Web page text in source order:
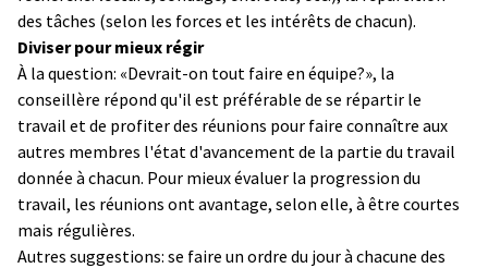
des tâches (selon les forces et les intérêts de chacun).
Diviser pour mieux régir
À la question: «Devrait-on tout faire en équipe?», la
conseillère répond qu'il est préférable de se répartir le
travail et de profiter des réunions pour faire connaître aux
autres membres l'état d'avancement de la partie du travail
donnée à chacun. Pour mieux évaluer la progression du
travail, les réunions ont avantage, selon elle, à être courtes
mais régulières.
Autres suggestions: se faire un ordre du jour à chacune des